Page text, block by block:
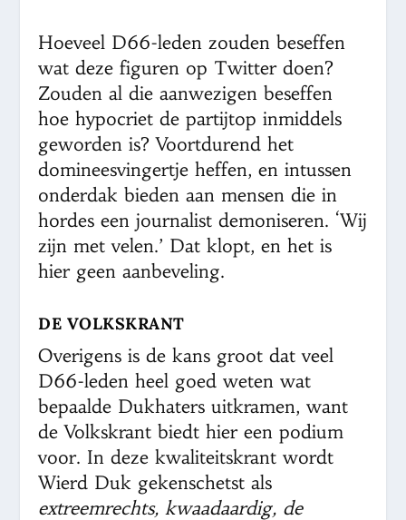
Hoeveel D66-leden zouden beseffen
wat deze figuren op Twitter doen?
Zouden al die aanwezigen beseffen
hoe hypocriet de partijtop inmiddels
geworden is? Voortdurend het
domineesvingertje heffen, en intussen
onderdak bieden aan mensen die in
hordes een journalist demoniseren. ‘Wij
zijn met velen.’ Dat klopt, en het is
hier geen aanbeveling.
DE VOLKSKRANT
Overigens is de kans groot dat veel
D66-leden heel goed weten wat
bepaalde Dukhaters uitkramen, want
de Volkskrant biedt hier een podium
voor. In deze kwaliteitskrant wordt
Wierd Duk gekenschetst als
extreemrechts, kwaadaardig, de